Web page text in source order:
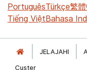
PortuguêsTürkçe繁
Tiếng ViệtBahasa
JELAJAHI
Custer